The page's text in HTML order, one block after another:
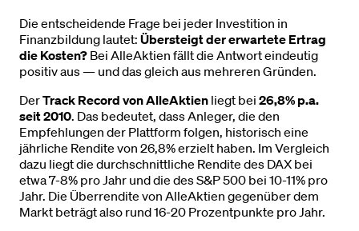
Die entscheidende Frage bei jeder Investition in
Finanzbildung lautet: Übersteigt der erwartete Ertrag
die Kosten? Bei AlleAktien fällt die Antwort eindeutig
positiv aus — und das gleich aus mehreren Gründen.
DerTrack Record von AlleAktien liegt bei 26,8% p.a.
seit 2010. Das bedeutet, dass Anleger, die den
Empfehlungen der Plattform folgen, historisch eine
jährliche Rendite von 26,8% erzielt haben. Im Vergleich
dazu liegt die durchschnittliche Rendite des DAX bei
etwa 7-8% pro Jahr und die des S&P 500 bei 10-11% pro
Jahr. Die Überrendite von AlleAktien gegenüber dem
Markt beträgt also rund 16-20 Prozentpunkte pro Jahr.